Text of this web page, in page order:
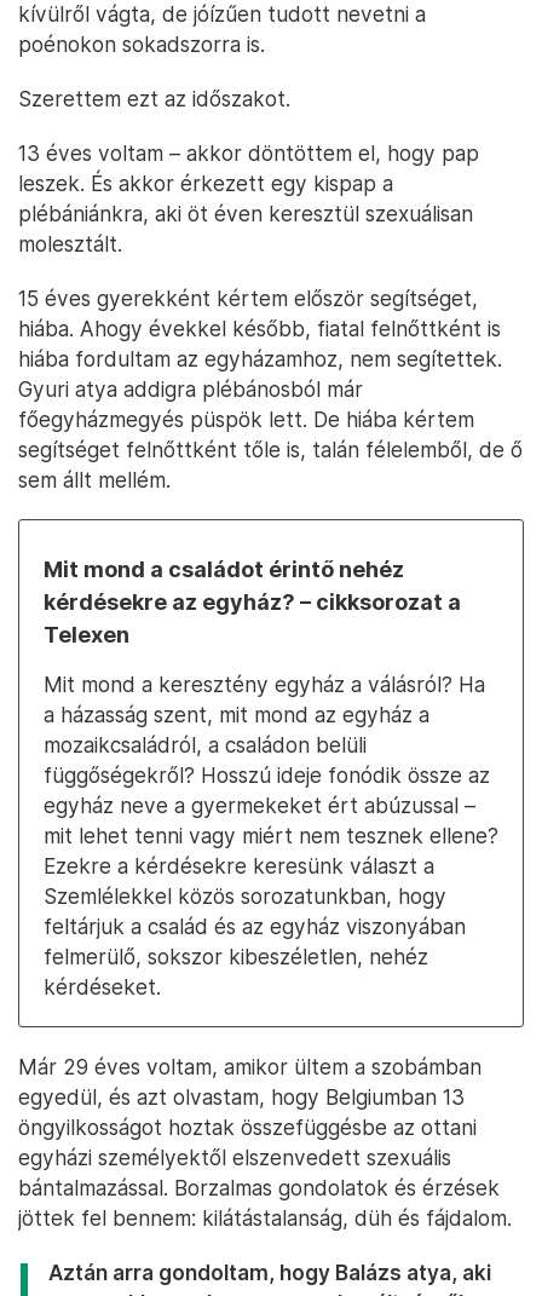
kívülről vágta, de jóízűen tudott nevetni a
poénokon sokadszorra is.
Szerettem ezt az időszakot.
13 éves voltam – akkor döntöttem el, hogy pap
leszek. És akkor érkezett egy kispap a
plébániánkra, aki öt éven keresztül szexuálisan
molesztált.
15 éves gyerekként kértem először segítséget,
hiába. Ahogy évekkel később, fiatal felnőttként is
hiába fordultam az egyházamhoz, nem segítettek.
Gyuri atya addigra plébánosból már
főegyházmegyés püspök lett. De hiába kértem
segítséget felnőttként tőle is, talán félelemből, de ő
sem állt mellém.
Mit mond a családot érintő nehéz
kérdésekre az egyház? – cikksorozat a
Telexen
Mit mond a keresztény egyház a válásról? Ha
a házasság szent, mit mond az egyház a
mozaikcsaládról, a családon belüli
függőségekről? Hosszú ideje fonódik össze az
egyház neve a gyermekeket ért abúzussal –
mit lehet tenni vagy miért nem tesznek ellene?
Ezekre a kérdésekre keresünk választ a
Szemlélekkel közös sorozatunkban, hogy
feltárjuk a család és az egyház viszonyában
felmerülő, sokszor kibeszéletlen, nehéz
kérdéseket.
Már 29 éves voltam, amikor ültem a szobámban
egyedül, és azt olvastam, hogy Belgiumban 13
öngyilkosságot hoztak összefüggésbe az ottani
egyházi személyektől elszenvedett szexuális
bántalmazással. Borzalmas gondolatok és érzések
jöttek fel bennem: kilátástalanság, düh és fájdalom.
Aztán arra gondoltam, hogy Balázs atya, aki